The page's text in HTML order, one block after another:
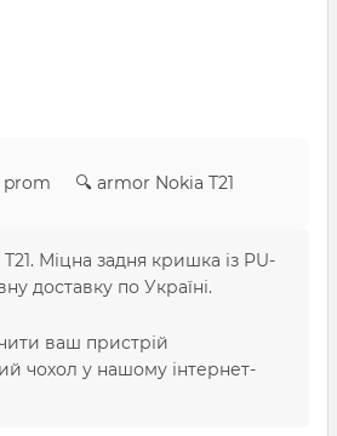
prom 🔍 armor Nokia T21
Міцна задня кришка із PU-
доставку по Україні.
ваш пристрій
чохол у нашому інтернет-